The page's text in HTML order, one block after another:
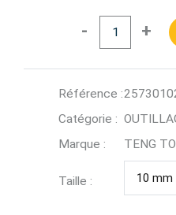
- +
Référence :
Catégorie :
Marque :
TENG
Taille : 10 mm